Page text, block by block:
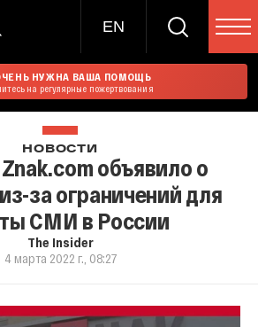
EN
НУЖНА ВАША ПОМОЩЬ
на регулярные пожертвования
НОВОСТИ
объявило о
за ограничений для
СМИ в России
The Insider
4 марта 2022 г., 08:27